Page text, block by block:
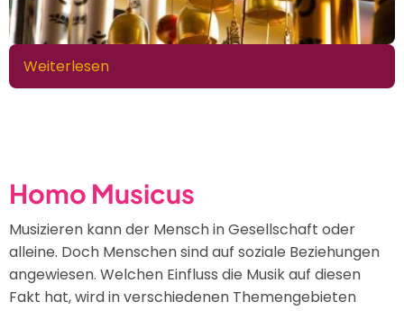
Weiterlesen
Entdecken
der
Chimes
Homo Musicus
Musizieren kann der Mensch in Gesellschaft oder
alleine. Doch Menschen sind auf soziale Beziehungen
angewiesen. Welchen Einfluss die Musik auf diesen
Fakt hat, wird in verschiedenen Themengebieten